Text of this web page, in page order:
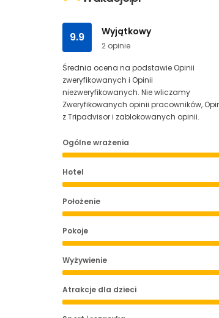
9.9 Wyjątkowy
2 opinie
Średnia ocena na podstawie Opinii
zweryfikowanych i Opinii
niezweryfikowanych. Nie wliczamy
Zweryfikowanych opinii pracowników,
z Tripadvisor i zablokowanych opinii.
Ogólne wrażenia
Hotel
Położenie
Pokoje
Wyżywienie
Atrakcje dla dzieci